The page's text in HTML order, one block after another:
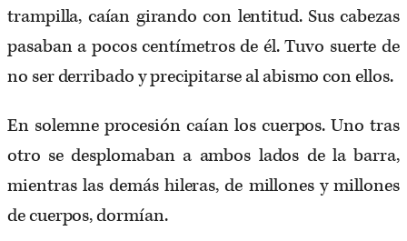
trampilla, caían girando con lentitud. Sus cabezas
pasaban a pocos centímetros de él. Tuvo suerte de
no ser derribado y precipitarse al abismo con ellos.
En solemne procesión caían los cuerpos. Uno tras
otro se desplomaban a ambos lados de la barra,
mientras las demás hileras, de millones y millones
de cuerpos, dormían.